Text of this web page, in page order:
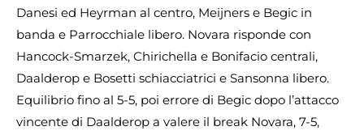
Danesi ed Heyrman al centro, Meijners e Begic in
banda e Parrocchiale libero. Novara risponde con
Hancock-Smarzek, Chirichella e Bonifacio centrali,
Daalderop e Bosetti schiacciatrici e Sansonna libero.
Equilibrio fino al 5-5, poi errore di Begic dopo l’attacco
vincente di Daalderop a valere il break Novara, 7-5,